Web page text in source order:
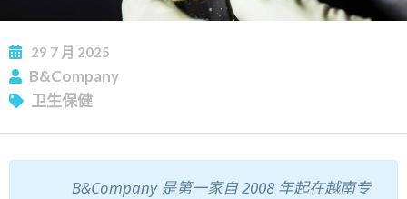
29 7 月 2025
B&Company
卫生保健
B&Company 是第一家自 2008 年起在越南专